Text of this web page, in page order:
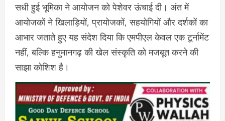
सधी हुई भूमिका ने आयोजन को पेशेवर ऊंचाई दी। अंत में
आयोजकों ने खिलाड़ियों, प्रायोजकों, सहयोगियों और दर्शकों का
आभार जताते हुए यह संदेश दिया कि एमपीएल केवल एक टूर्नामेंट
नहीं, बल्कि हनुमानगढ़ की खेल संस्कृति को मजबूत करने की
साझा कोशिश है।